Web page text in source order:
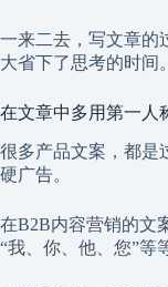
一来二去，写文章的
大省下了思考的时间。
在文章中多用第一人
很多产品文案，都是
硬广告。
在B2B内容营销的文
“我、你、他、您”等